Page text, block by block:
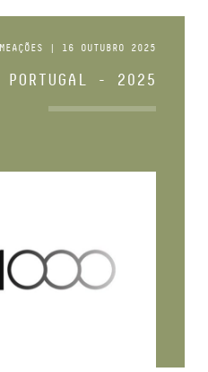
| 16 OUTUBRO 2025
- 2025